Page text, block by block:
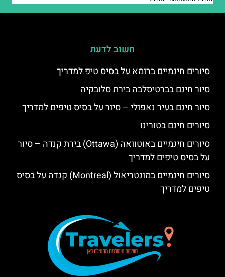
חשוב לדעת
סיורים חינמיים ברומא על בסיס טיפ למדריך
סיור חינם בברטיסלבה בירת סלובקיה
סיור חינם בעיר נאפולי – סיור על בסיס טיפים למדריך
סיורים חינם בטורינו
סיורים חינמיים באוטוואה (Ottawa) בירת קנדה – סיור
על בסיס טיפים למדריך
סיורים חינמיים במונטריאול (Montreal) קנדה על בסיס
טיפים למדריך